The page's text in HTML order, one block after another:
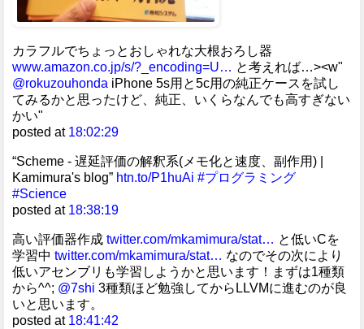
カラフルでちょっとおしゃれな大根おろし器
www.amazon.co.jp/s/?_encoding=U… と考えれば…><w"
@rokuzouhonda iPhone 5s用と5c用の純正ケースを試し
てみるかと思ったけど、純正、いくらなんでも高すぎない
かい"
posted at 18:02:29
“Scheme - 遅延評価の解釈系(メモ化と速度、副作用) |
Kamimura's blog” htn.to/P1huAi #プログラミング
#Science
posted at 18:38:19
高い評価器作成 twitter.com/mkamimura/stat… と低いCを
学習中 twitter.com/mkamimura/stat… なのでその次により
低いアセンブリも学習しようかと思います！まずは1種類
から^^; @7shi 3種類ほど勉強してからLLVMに進むのが良
いと思います。
posted at 18:41:42